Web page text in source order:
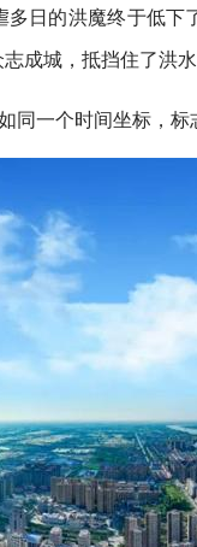
日的洪魔终于低
成城，抵挡住了洪
同一个时间坐标，